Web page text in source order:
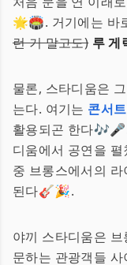
🌟🏟️. 거기에는 바
런 거 말고도) 루 게
물론, 스타디움은
는다. 여기는 콘서트
활용되곤 한다
디움에서 공연을
중 브롱스에서의
된다🎸🎉.
야끼 스타디움은
문하는 관광객들